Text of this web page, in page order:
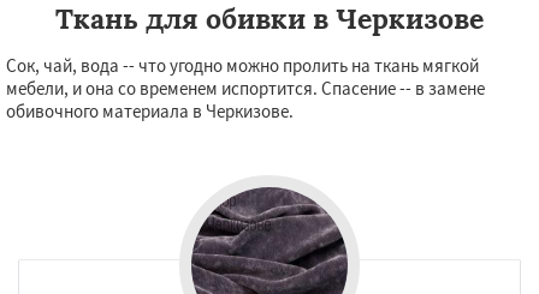
Ткань для обивки в Черкизове
Сок, чай, вода -- что угодно можно пролить на ткань мягкой
мебели, и она со временем испортится. Спасение -- в замене
обивочного материала в Черкизове.